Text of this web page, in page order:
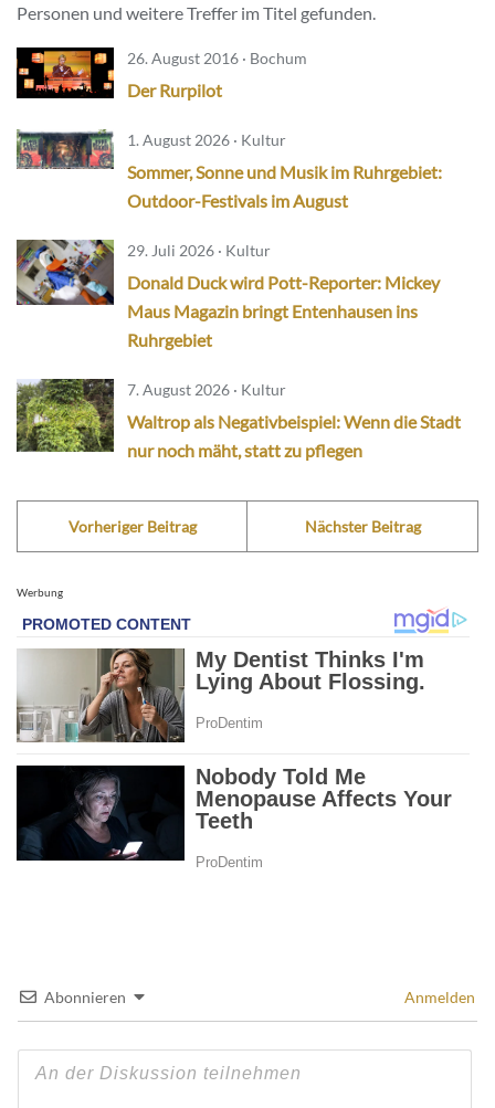
Personen und weitere Treffer im Titel gefunden.
26. August 2016 · Bochum
Der Rurpilot
1. August 2026 · Kultur
Sommer, Sonne und Musik im Ruhrgebiet:
Outdoor-Festivals im August
29. Juli 2026 · Kultur
Donald Duck wird Pott-Reporter: Mickey
Maus Magazin bringt Entenhausen ins
Ruhrgebiet
7. August 2026 · Kultur
Waltrop als Negativbeispiel: Wenn die Stadt
nur noch mäht, statt zu pflegen
Vorheriger Beitrag Nächster Beitrag
Werbung
Abonnieren Anmelden